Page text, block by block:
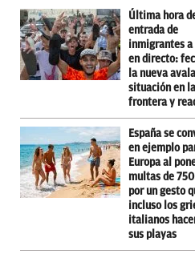
Última hora
entrada de
inmigrantes a
en directo:
la nueva
situación en la
frontera y
España se
en ejemplo
Europa al
multas de
por un gesto
incluso los
italianos
sus playas